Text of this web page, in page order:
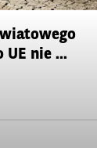
nie ...